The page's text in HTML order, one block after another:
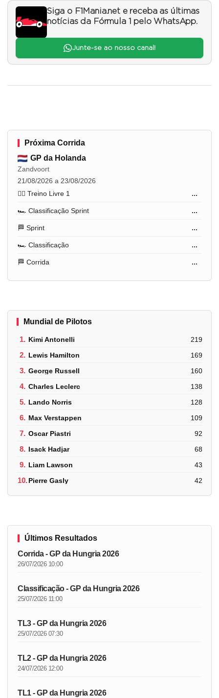
Siga o F1Mania.net e receba as últimas
notícias da Fórmula 1 pelo WhatsApp.
Junte-se ao nosso canal!
Próxima Corrida
GP da Holanda
Zandvoort
21/08/2026 a 23/08/2026
🏋️‍♂️ Treino Livre 1
...
🏎️ Classificação Sprint ...
🏁 Sprint ...
🏎️ Classificação ...
🏁 Corrida ...
Mundial de Pilotos
1. Kimi Antonelli 219
2. Lewis Hamilton 169
3. George Russell 160
4. Charles Leclerc 138
5. Lando Norris 128
6. Max Verstappen 109
7. Oscar Piastri 92
8. Isack Hadjar 68
9. Liam Lawson 43
10.Pierre Gasly 42
Últimos Resultados
Corrida - GP da Hungria 2026
26/07/2026 10:00
Classificação - GP da Hungria 2026
25/07/2026 11:00
TL3 - GP da Hungria 2026
25/07/2026 07:30
TL2 - GP da Hungria 2026
24/07/2026 12:00
TL1 - GP da Hungria 2026